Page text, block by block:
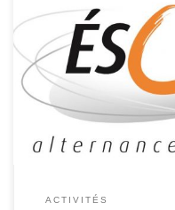
Vous voulez être
souhaitez améliorer votre
Acquérir une méthode de
renforcer les compétences
recherche emploi;
Chômeuses et chômeurs
ACTIVITÉS